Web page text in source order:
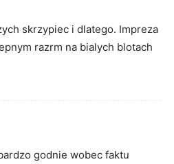
skrzypiec i dlatego. Impreza
razrm na bialych blotach
godnie wobec faktu